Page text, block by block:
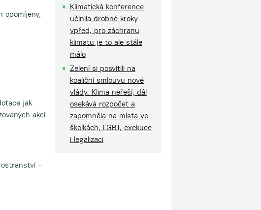
opomíjeny,
jak
akcí
–
Klimatická konference
učinila drobné kroky
vpřed, pro záchranu
klimatu je to ale stále
málo
Zelení si posvítili na
koaliční smlouvu nové
vlády. Klima neřeší, dál
osekává rozpočet a
zapomněla na místa ve
školkách, LGBT, exekuce
i legalizaci